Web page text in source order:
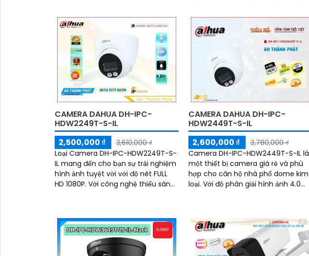
ghi lại những hình ảnh có màu chất
lượng ban ngày cũng như ban đêm
kèm theo âm thanh
người, đàm thoại 2 chiều, cùng báo
động chủ động, nâng cao an ninh
hiệu quả
CAMERA DAHUA DH-IPC-
HDW2249T-S-IL
2,500,000 ₫
3,610,000 ₫
Loại Camera DH-IPC-HDW2249T-S-
IL mang đến cho bạn sự trải nghiệm
hình ảnh tuyệt vời với độ nét FULL
HD 1080P. Với công nghệ thiếu sáng
CAMERA DAHUA DH-IPC-
HDW2449T-S-IL
2,600,000 ₫
3,780,000 ₫
Camera DH-IPC-HDW2449T-S-IL là
một thiết bị camera giá rẻ và phù
hợp cho căn hộ nhà phố dome kim
loại. Với độ phân giải hình ảnh 4.0